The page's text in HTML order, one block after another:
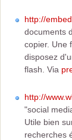
http://
documents
copier. Une
disposez
flash. Via
http://
"social
Utile bien
recherches